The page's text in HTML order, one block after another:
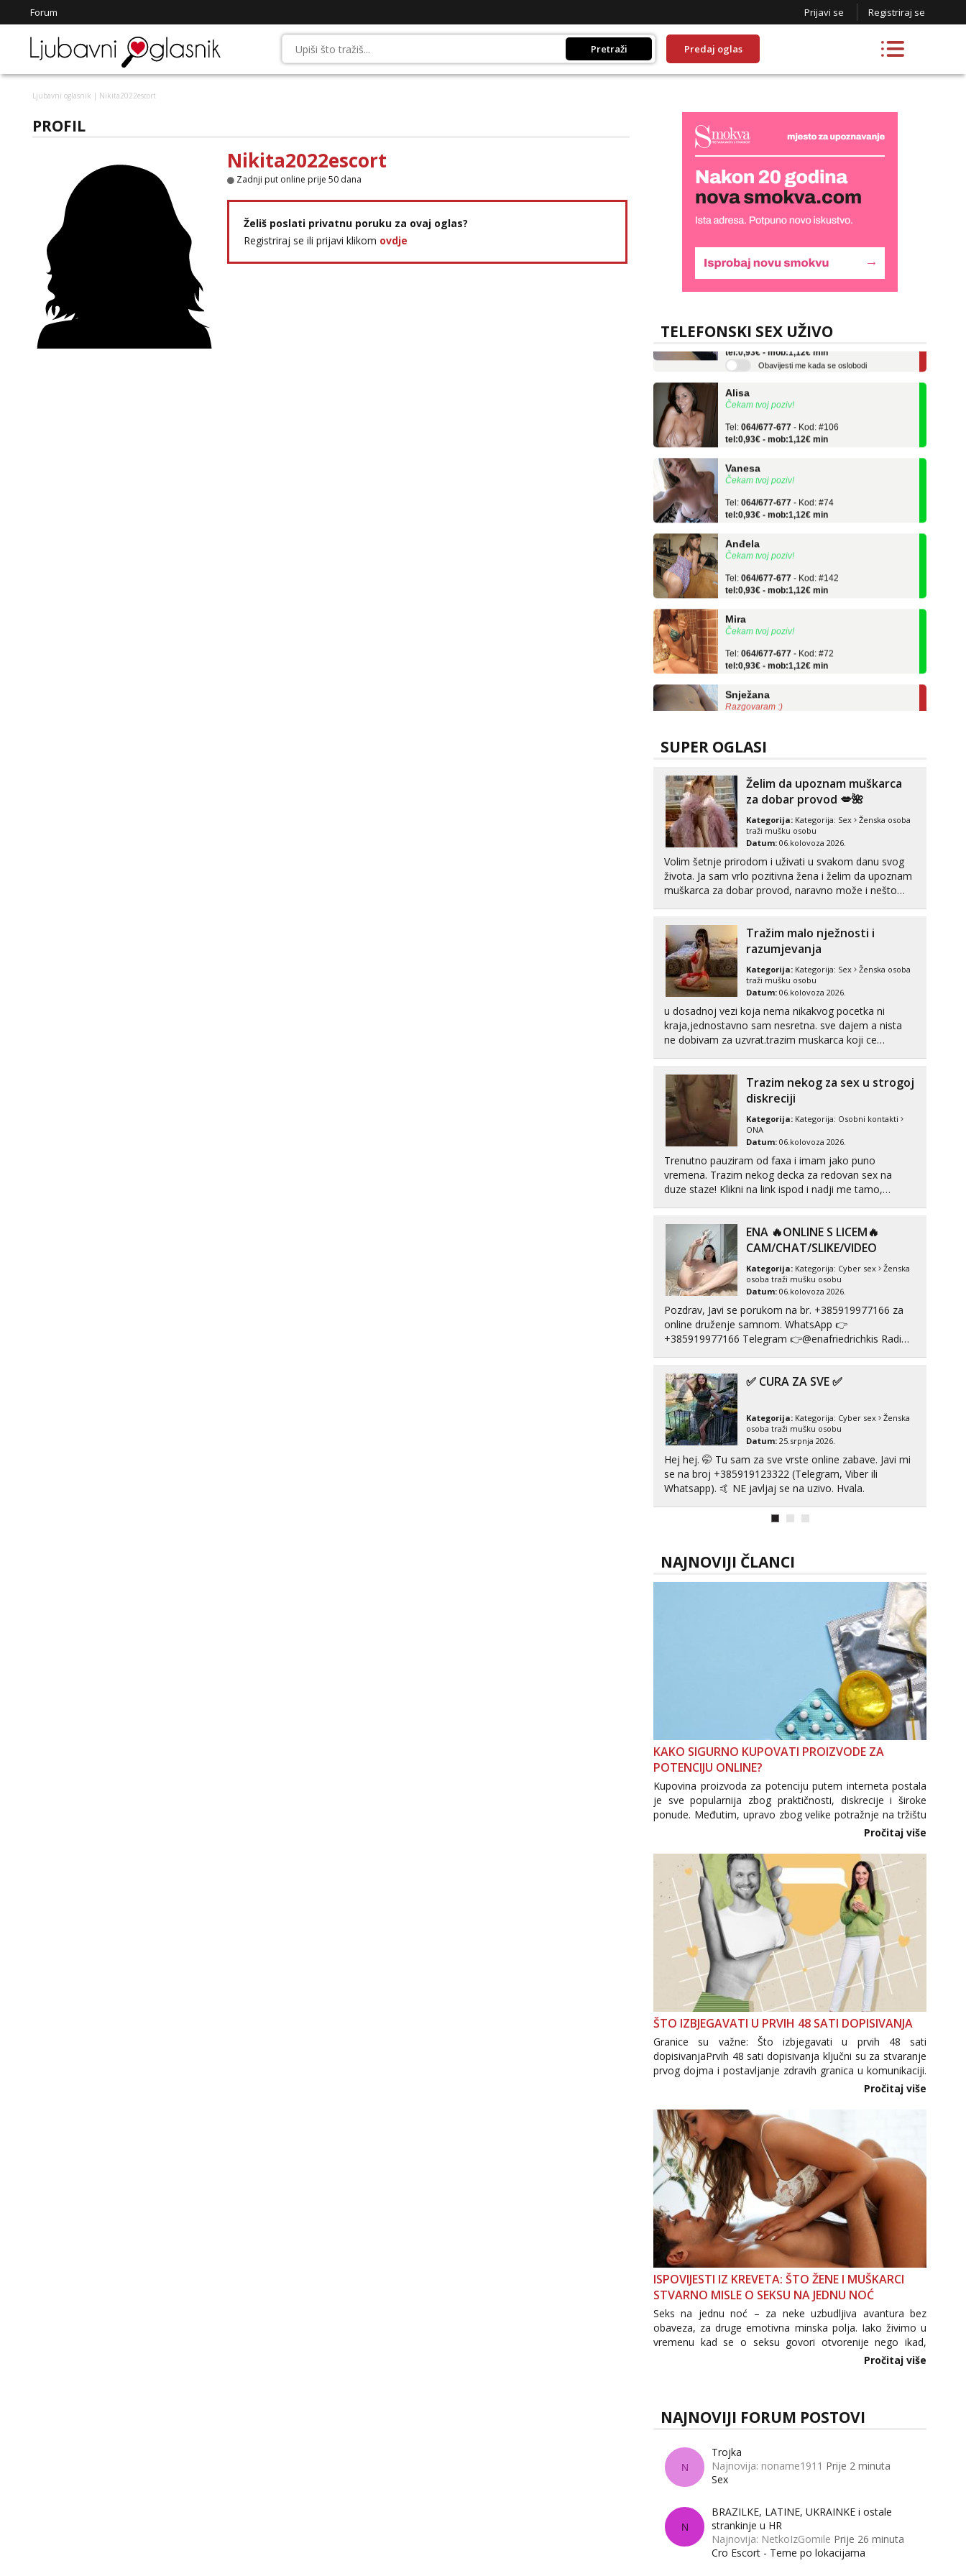
Forum Prijavi se Registriraj se
Pretraži Predaj oglas
Ljubavni oglasnik | Nikita2022escort
PROFIL
Nikita2022escort
Zadnji put online prije 50 dana
Želiš poslati privatnu poruku za ovaj oglas?
Registriraj se ili prijavi klikom ovdje
TELEFONSKI SEX UŽIVO
Snježana
Tel:064/677-677 - Kod: #119
tel:0,93€ - mob:1,12€ min
Obavijesti me kada se oslobodi
Čekam tvoj poziv!
tel:0,93€ - mob:1,12€ min
Čekam tvoj poziv!
tel:0,93€ - mob:1,12€ min
Čekam tvoj poziv!
tel:0,93€ - mob:1,12€ min
Čekam tvoj poziv!
tel:0,93€ - mob:1,12€ min
Razgovaram :)
Obavijesti me kada se oslobodi
Čekam tvoj poziv!
Tel: 064/677-677- Kod: #106
tel:0,93€ - mob:1,12€ min
Vanesa
Čekam tvoj poziv!
Tel:064/677-677- Kod: #74
tel:0,93€ - mob:1,12€ min
Čekam tvoj poziv!
Tel: 064/677-677- Kod: #142
tel:0,93€ - mob:1,12€ min
Mira
Čekam tvoj poziv!
Tel:064/677-677- Kod: #72
tel:0,93€ - mob:1,12€ min
SUPER OGLASI
Želim da upoznam muškarca
za dobar provod 💋🌺
Kategorija: Kategorija: Sex
Ženska osoba
traži mušku osobu
Datum: 06.kolovoza 2026.
Volim šetnje prirodom i uživati u svakom danu svog
života. Ja sam vrlo pozitivna žena i želim da upoznam
muškarca za dobar provod, naravno može i nešto
Tražim malo nježnosti i
razumjevanja
Kategorija: Kategorija: Sex
Ženska osoba
traži mušku osobu
Datum: 06.kolovoza 2026.
u dosadnoj vezi koja nema nikakvog pocetka ni
kraja,jednostavno sam nesretna. sve dajem a nista
ne dobivam za uzvrat.trazim muskarca koji ce
poljupce po tijelu koji me jako pale,obozavam kad
muskar...
Trazim nekog za sex u strogoj
diskreciji
Kategorija: Kategorija: Osobni kontakti
ONA
Datum: 06.kolovoza 2026.
Trenutno pauziram od faxa i imam jako puno
vremena. Trazim nekog decka za redovan sex na
duze staze! Klikni na link ispod i nadji me tamo,
ENA 🔥ONLINE S LICEM🔥
CAM/CHAT/SLIKE/VIDEO
Kategorija: Kategorija: Cyber sex
Ženska
osoba traži mušku osobu
Datum: 06.kolovoza 2026.
Pozdrav, Javi se porukom na br. +385919977166 za
online druženje samnom. WhatsApp 👉
+385919977166 Telegram 👉@enafriedrichkis Radim
štikle, samostojeće itd. Nudim svakakva videa seksa,
puš...
✅ CURA ZA SVE ✅
Kategorija: Kategorija: Cyber sex
Ženska
osoba traži mušku osobu
Datum: 25.srpnja 2026.
Hej hej. 🤭 Tu sam za sve vrste online zabave. Javi mi
se na broj +385919123322 (Telegram, Viber ili
Whatsapp). 🤙 NE javljaj se na uzivo. Hvala.
NAJNOVIJI ČLANCI
KAKO SIGURNO KUPOVATI PROIZVODE ZA
POTENCIJU ONLINE?
Kupovina proizvoda za potenciju putem interneta postala
je sve popularnija zbog praktičnosti, diskrecije i široke
ponude. Međutim, upravo zbog velike potražnje na tržištu
se pojavljuju i brojni krivotvoreni proizvodi, nepouzdane
internetske trgovine te proizvodi nepoznatog podrijetla. ...
Pročitaj više
ŠTO IZBJEGAVATI U PRVIH 48 SATI DOPISIVANJA
Granice su važne: Što izbjegavati u prvih 48 sati
dopisivanjaPrvih 48 sati dopisivanja ključni su za stvaranje
prvog dojma i postavljanje zdravih granica u komunikaciji.
Važno je izbjeći prebrzo otkrivanje osobnih ili intimnih
informacija, jer nepoznata osoba još nije zaslužila to
povjerenje. Takođe...
Pročitaj više
ISPOVIJESTI IZ KREVETA: ŠTO ŽENE I MUŠKARCI
STVARNO MISLE O SEKSU NA JEDNU NOĆ
Seks na jednu noć – za neke uzbudljiva avantura bez
obaveza, za druge emotivna minska polja. Iako živimo u
vremenu kad se o seksu govori otvorenije nego ikad,
tema „jedne noći strasti“ i dalje izaziva burne rasprave. Što
Pročitaj više
NAJNOVIJI FORUM POSTOVI
N
Trojka
Najnovija: noname1911 Prije 2 minuta
Sex
N
BRAZILKE, LATINE, UKRAINKE i ostale
strankinje u HR
Najnovija: NetkoIzGomile Prije 26 minuta
Cro Escort - Teme po lokacijama